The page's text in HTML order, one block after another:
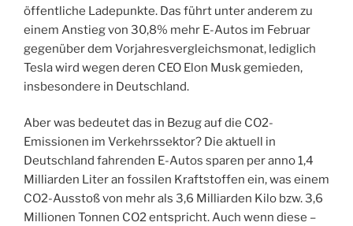
öffentliche Ladepunkte. Das führt unter anderem zu
einem Anstieg von 30,8% mehr E-Autos im Februar
gegenüber dem Vorjahresvergleichsmonat, lediglich
Tesla wird wegen deren CEO Elon Musk gemieden,
insbesondere in Deutschland.
Aber was bedeutet das in Bezug auf die CO2-
Emissionen im Verkehrssektor? Die aktuell in
Deutschland fahrenden E-Autos sparen per anno 1,4
Milliarden Liter an fossilen Kraftstoffen ein, was einem
CO2-Ausstoß von mehr als 3,6 Milliarden Kilo bzw. 3,6
Millionen Tonnen CO2 entspricht. Auch wenn diese –